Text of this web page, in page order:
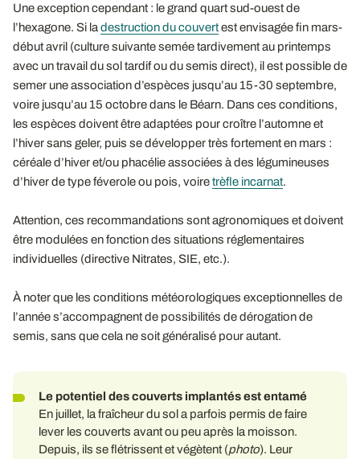
Une exception cependant : le grand quart sud-ouest de
l’hexagone. Si la destruction du couvertest envisagée fin mars-
début avril (culture suivante semée tardivement au printemps
avec un travail du sol tardif ou du semis direct), il est possible de
semer une association d’espèces jusqu’au 15-30 septembre,
voire jusqu’au 15 octobre dans le Béarn. Dans ces conditions,
les espèces doivent être adaptées pour croître l’automne et
l’hiver sans geler, puis se développer très fortement en mars :
céréale d’hiver et/ou phacélie associées à des légumineuses
d’hiver de type féverole ou pois, voiretrèfle incarnat.
Attention, ces recommandations sont agronomiques et doivent
être modulées en fonction des situations réglementaires
individuelles (directive Nitrates, SIE, etc.).
À noter que les conditions météorologiques exceptionnelles de
l’année s’accompagnent de possibilités de dérogation de
semis, sans que cela ne soit généralisé pour autant.
Le potentiel des couverts implantés est entamé
En juillet, la fraîcheur du sol a parfois permis de faire
lever les couverts avant ou peu après la moisson.
Depuis, ils se flétrissent et végètent (photo). Leur